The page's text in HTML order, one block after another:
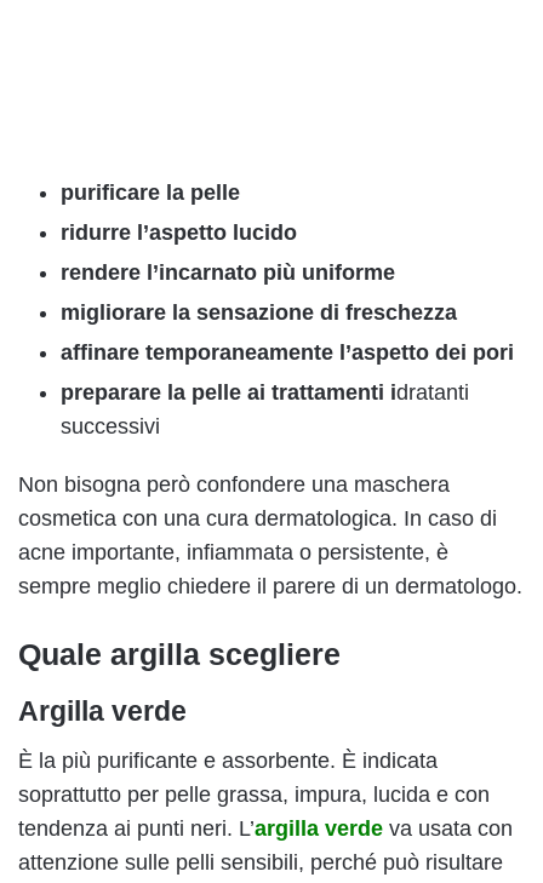
purificare la pelle
ridurre l’aspetto lucido
rendere l’incarnato più uniforme
migliorare la sensazione di freschezza
affinare temporaneamente l’aspetto dei pori
preparare la pelle ai trattamenti idratanti
successivi
Non bisogna però confondere una maschera
cosmetica con una cura dermatologica. In caso di
acne importante, infiammata o persistente, è
sempre meglio chiedere il parere di un dermatologo.
Quale argilla scegliere
Argilla verde
È la più purificante e assorbente. È indicata
soprattutto per pelle grassa, impura, lucida e con
tendenza ai punti neri. L’argilla verde va usata con
attenzione sulle pelli sensibili, perché può risultare